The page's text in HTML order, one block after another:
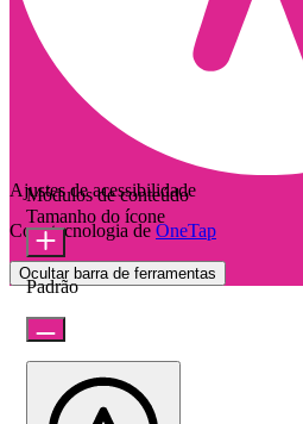
Ajustes de acessibilidade
Com tecnologia de OneTap
Ocultar barra de ferramentas
Módulos de conteúdo
Tamanho do ícone
Padrão